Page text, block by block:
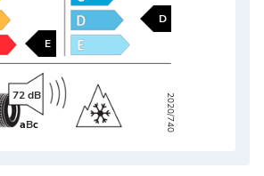
E
D
72 dB 2020/740
aBc